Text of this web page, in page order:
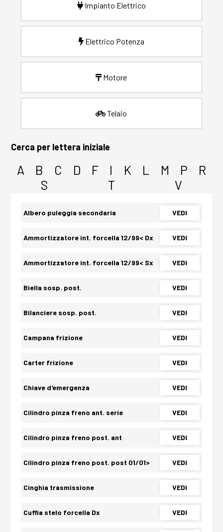
Impianto Elettrico
Elettrico Potenza
Motore
Telaio
Cerca per lettera iniziale
A B C D F I K L M P
R
S
T V
Albero puleggia secondaria VEDI
Ammortizzatore int. forcella 12/99< Dx VEDI
Ammortizzatore int. forcella 12/99< Sx VEDI
Biella sosp. post. VEDI
Bilanciere sosp. post. VEDI
Campana frizione VEDI
Carter frizione VEDI
Chiave d'emergenza VEDI
Cilindro pinza freno ant. serie VEDI
Cilindro pinza freno post. ant VEDI
Cilindro pinza freno post. post 01/01> VEDI
Cinghia trasmissione VEDI
Cuffia stelo forcella Dx VEDI